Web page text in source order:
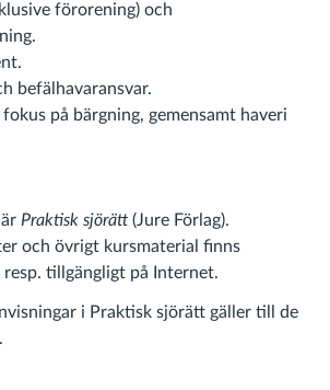
förorening) och
befälhavaransvar.
på bärgning, gemensamt haveri
Praktisk sjörätt (Jure Förlag).
och övrigt kursmaterial finns
tillgängligt på Internet.
i Praktisk sjörätt gäller till de